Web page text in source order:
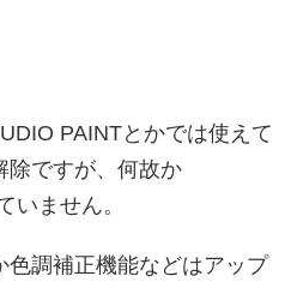
PAINTとかでは使えて
除ですが、何故か
いません。
色調補正機能などはアップ